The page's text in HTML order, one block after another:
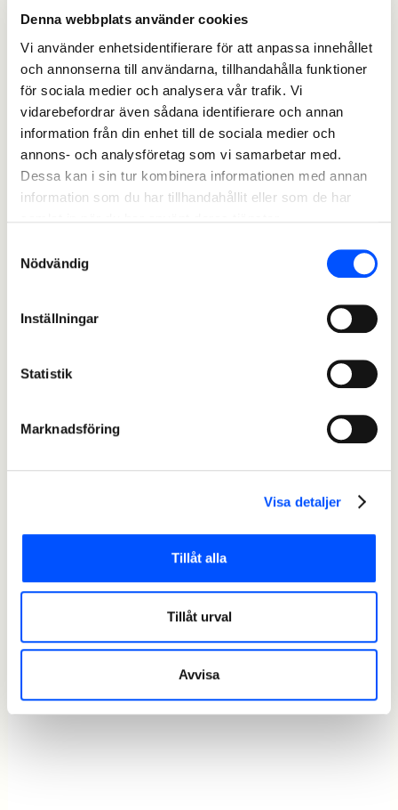
Denna webbplats använder cookies
Vi använder enhetsidentifierare för att anpassa innehållet
och annonserna till användarna, tillhandahålla funktioner
för sociala medier och analysera vår trafik. Vi
vidarebefordrar även sådana identifierare och annan
information från din enhet till de sociala medier och
annons- och analysföretag som vi samarbetar med.
Dessa kan i sin tur kombinera informationen med annan
information som du har tillhandahållit eller som de har
Nödvändig
Inställningar
Statistik
Marknadsföring
Visa detaljer
Tillåt alla
Tillåt urval
Avvisa